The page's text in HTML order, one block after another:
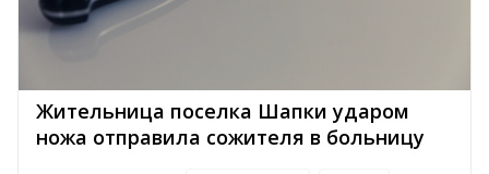
Жительница поселка Шапки ударом
ножа отправила сожителя в больницу